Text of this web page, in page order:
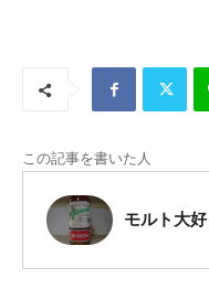
この記事を書いた人
モルト大好